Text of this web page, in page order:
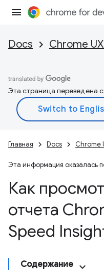
Docs Chrome
Эта страница переведена
Главная Docs Chrome
Эта информация оказалась
Как
отчета
Speed
Содержание